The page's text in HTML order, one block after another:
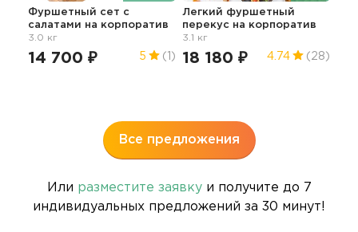
Фуршетный сет с
салатами на корпоратив
3.0 кг
14 700 ₽ 5 (1)
Легкий фуршетный
перекус на корпоратив
3.1 кг
18 180 ₽ 4.74 (28)
Все предложения
Или разместите заявкуи получите до 7
индивидуальных предложений за 30 минут!